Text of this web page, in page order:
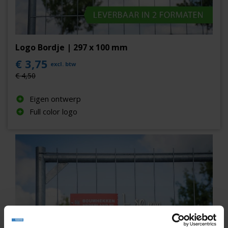
behulp van een
popnageltang.
Logo Bordje | 297 x 100 mm
€ 3,75 excl. btw
€ 4,50
Eigen ontwerp
Full color logo